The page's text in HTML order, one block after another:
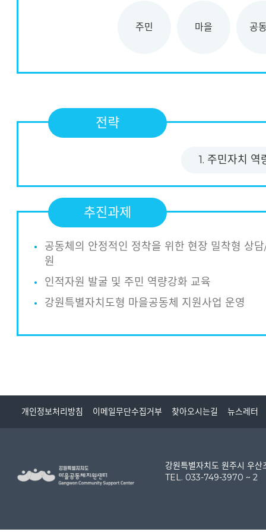
주민 마을 공
전략
1. 주민자치 역
추진과제
공동체의 안정적인 정착을 위한 현장 밀착형 상
원
인적자원 발굴 및 주민 역량강화 교육
강원특별자치도형 마을공동체 지원사업 운영
개인정보처리방침 이메일무단수집거부 찾아오시는길 뉴스레터
강원특별자치도 원주시 우
TEL. 033-749-3970 ~ 2